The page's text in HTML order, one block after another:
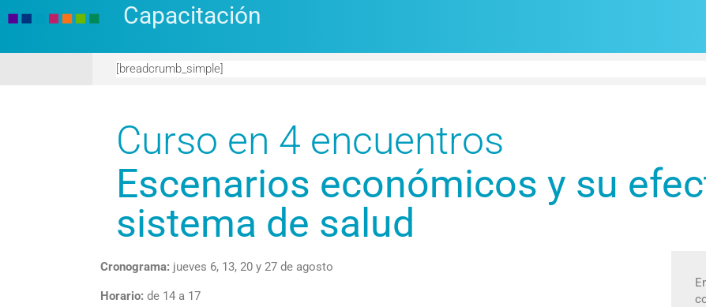
Capacitación
[breadcrumb_simple]
Curso en 4 encuentros
Escenarios económicos y su
sistema de salud
Cronograma: jueves 6, 13, 20 y 27 de agosto
Horario: de 14 a 17